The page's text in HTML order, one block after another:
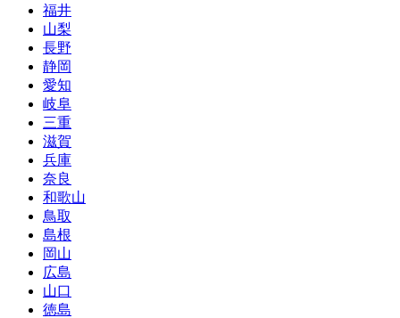
福井
山梨
長野
静岡
愛知
岐阜
三重
滋賀
兵庫
奈良
和歌山
鳥取
島根
岡山
広島
山口
徳島